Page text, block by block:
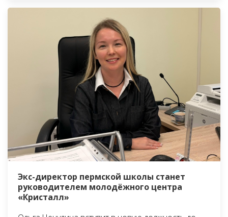
Экс-директор пермской школы станет
руководителем молодёжного центра
«Кристалл»